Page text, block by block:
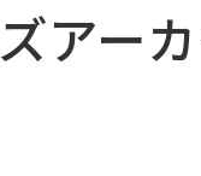
アー